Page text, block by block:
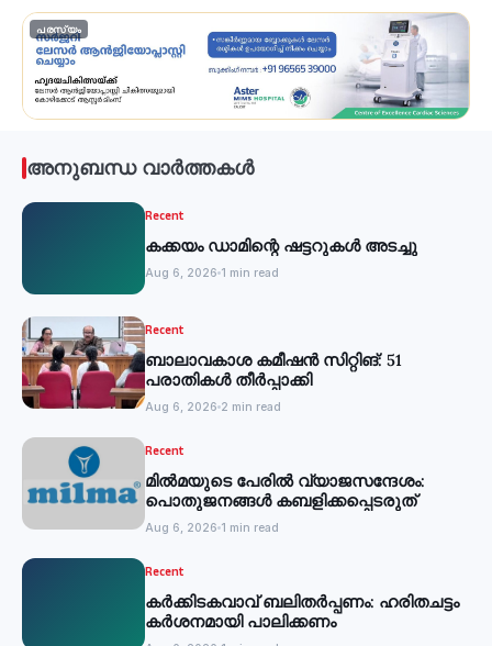
പരസ്യം
അനുബന്ധ വാർത്തകൾ
Recent
കക്കയം ഡാമിന്റെ ഷട്ടറുകള്‍ അടച്ചു
Aug 6, 2026 1 min read
Recent
ബാലാവകാശ കമീഷന്‍ സിറ്റിങ്: 51
പരാതികള്‍ തീര്‍പ്പാക്കി
Aug 6, 2026 2 min read
Recent
മില്‍മയുടെ പേരില്‍ വ്യാജസന്ദേശം:
പൊതുജനങ്ങള്‍ കബളിക്കപ്പെടരുത്
Aug 6, 2026 1 min read
Recent
കര്‍ക്കിടകവാവ് ബലിതര്‍പ്പണം: ഹരിതചട്ടം
കര്‍ശനമായി പാലിക്കണം